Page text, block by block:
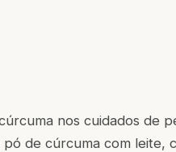
nos cuidados de
de cúrcuma com leite,